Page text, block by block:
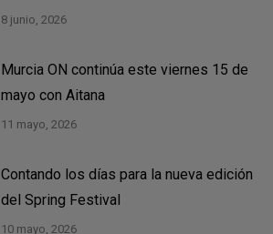
8 junio, 2026
Murcia ON continúa este viernes 15 de
mayo con Aitana
11 mayo, 2026
Contando los días para la nueva edición
del Spring Festival
10 mayo, 2026